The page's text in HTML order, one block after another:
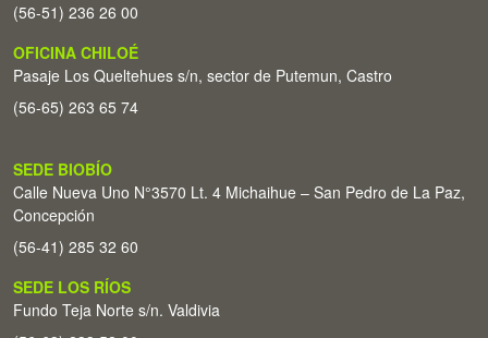
(56-51) 236 26 00
OFICINA CHILOÉ
Pasaje Los Queltehues s/n, sector de Putemun, Castro
(56-65) 263 65 74
SEDE BIOBÍO
Calle Nueva Uno N°3570 Lt. 4 Michaihue – San Pedro de La Paz,
Concepción
(56-41) 285 32 60
SEDE LOS RÍOS
Fundo Teja Norte s/n. Valdivia